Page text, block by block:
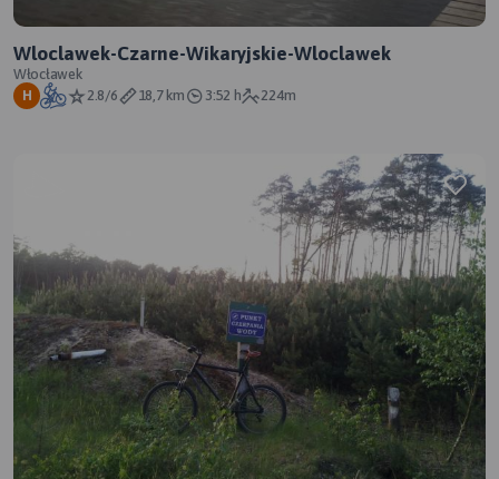
Wloclawek-Czarne-Wikaryjskie-Wloclawek
Włocławek
H 2.8/6 18,7 km 3:52 h 224m